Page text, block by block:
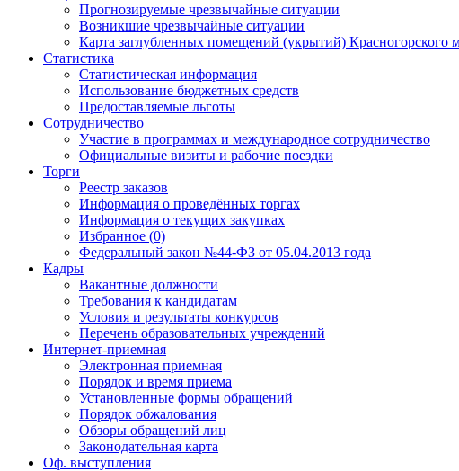
Прогнозируемые чрезвычайные ситуации
Возникшие чрезвычайные ситуации
Карта заглубленных помещений (укрытий) Красногорского
Статистика
Статистическая информация
Использование бюджетных средств
Предоставляемые льготы
Сотрудничество
Участие в программах и международное сотрудничество
Официальные визиты и рабочие поездки
Торги
Реестр заказов
Информация о проведённых торгах
Информация о текущих закупках
Избранное (0)
Федеральный закон №44-ФЗ от 05.04.2013 года
Кадры
Вакантные должности
Требования к кандидатам
Условия и результаты конкурсов
Перечень образовательных учреждений
Интернет-приемная
Электронная приемная
Порядок и время приема
Установленные формы обращений
Порядок обжалования
Обзоры обращений лиц
Законодательная карта
Оф. выступления